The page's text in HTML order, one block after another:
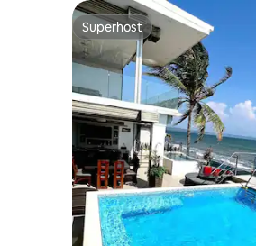
Superhost
Superhost